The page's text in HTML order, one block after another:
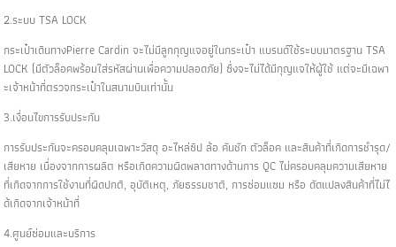
2.ระบบ TSA LOCK
กระเป๋าเดินทางPierre Cardin จะไม่มีลูกกุญแจอยู่ในกระเป๋า แบรนด์ใช้ระบบมาตรฐาน TSA
LOCK (มีตัวล็อคพร้อมใส่รหัสผ่านเพื่อความปลอดภัย) ซึ่งจะไม่ได้มีกุญแจให้ผู้ใช้ แต่จะมีเฉพา
ะเจ้าหน้าที่ตรวจกระเป๋าในสนามบินเท่านั้น
3.เงื่อนไขการรับประกัน
การรับประกันจะครอบคลุมเฉพาะวัสดุ อะไหล่ซิป ล้อ คันชัก ตัวล็อค และสินค้าที่เกิดการชำรุด/
เสียหาย เนื่องจากการผลิต หรือเกิดความผิดพลาดทางด้านการ QC ไม่ครอบคลุมความเสียหาย
ที่เกิดจากการใช้งานที่ผิดปกติ, อุบัติเหตุ, ภัยธรรมชาติ, การซ่อมแซม หรือ ดัดแปลงสินค้าที่ไม่ไ
ด้เกิดจากเจ้าหน้าที่
4.ศูนย์ซ่อมและบริการ